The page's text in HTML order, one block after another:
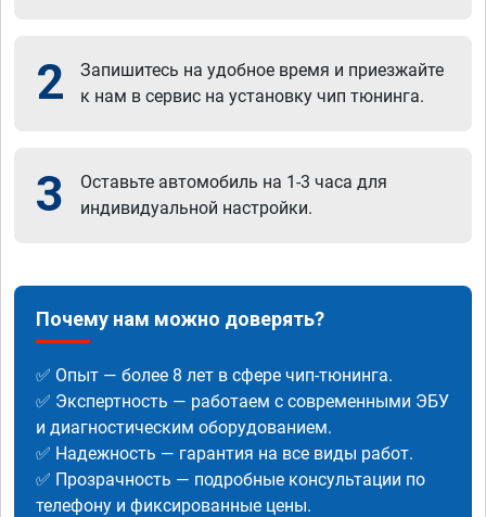
2
Запишитесь на удобное время и приезжайте
к нам в сервис на установку чип тюнинга.
3
Оставьте автомобиль на 1-3 часа для
индивидуальной настройки.
Почему нам можно доверять?
✅ Опыт — более 8 лет в сфере чип-тюнинга.
✅ Экспертность — работаем с современными ЭБУ
и диагностическим оборудованием.
✅ Надежность — гарантия на все виды работ.
✅ Прозрачность — подробные консультации по
телефону и фиксированные цены.